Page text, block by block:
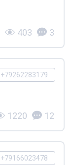
403 3
+79262283179
1220 12
+79166023478